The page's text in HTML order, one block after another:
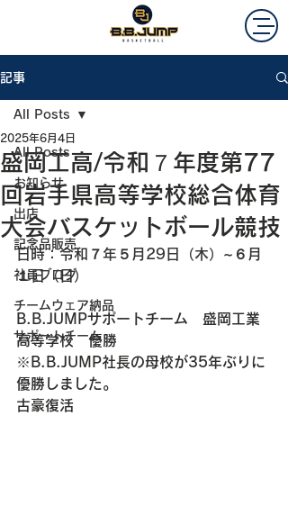
記事
All Posts
お知らせ
出店
記念品販売
社員ブログ
チームウェア納品
サポートチーム
All Posts
盛岡工高/令和７年度第77
回岩手県高等学校総合体育
大会バスケットボール競技
2025年6月4日
日時：令和７年５月29日（木）~６月
１日（日）
B.B.JUMPサポートチーム　盛岡工業
高等学校　優勝
※B.B.JUMP社長の母校が35年ぶりに
優勝しました。
古豪復活